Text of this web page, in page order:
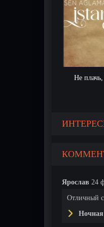
Не
Ярослав 24
Отличный
Ночная